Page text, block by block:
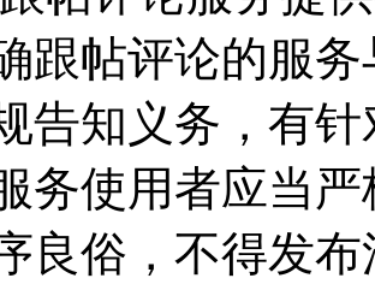
跟帖评论的服
告知义务，有
务使用者应当
良俗，不得发